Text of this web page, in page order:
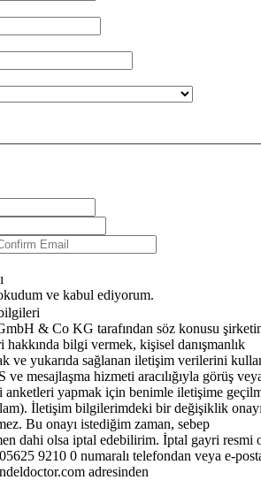
ve kabul ediyorum.
& Co KG tarafından söz konusu
bilgi vermek, kişisel danışmanlık
ve yukarıda sağlanan iletişim verilerini
ve mesajlaşma hizmeti aracılığıyla görüş
anketleri yapmak için benimle iletişime
İletişim bilgilerimdeki bir değişiklik
Bu onayı istediğim zaman, sebep
dahi olsa iptal edebilirim. İptal gayri resmi
9210 0 numaralı telefondan veya e-
adresinden